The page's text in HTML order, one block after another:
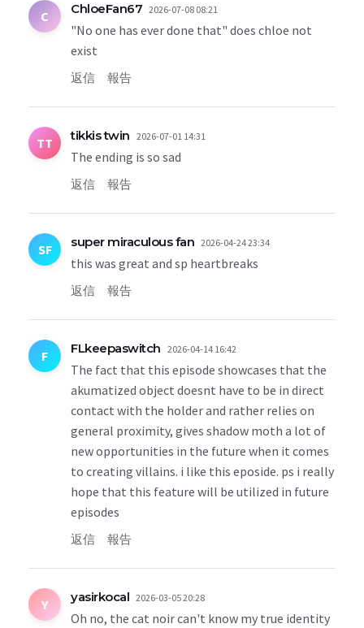
C ChloeFan67 2026-07-08 08:21
"No one has ever done that" does chloe not
exist
返信 報告
TT tikkis twin 2026-07-01 14:31
The ending is so sad
返信 報告
SF super miraculous fan 2026-04-24 23:34
this was great and sp heartbreaks
返信 報告
F FLkeepaswitch 2026-04-14 16:42
The fact that this episode showcases that the
akumatized object doesnt have to be in direct
contact with the holder and rather relies on
general proximity, gives shadow moth a lot of
new opportunities in the future when it comes
to creating villains. i like this eposide. ps i really
hope that this feature will be utilized in future
episodes
返信 報告
Y yasirkocal 2026-03-05 20:28
Oh no, the cat noir can't know my true identity